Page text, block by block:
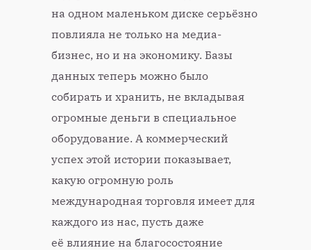
на одном маленьком диске серьёзно
повлияла не только на медиа-
бизнес, но и на экономику. Базы
данных теперь можно было
собирать и хранить, не вкладывая
огромные деньги в специальное
оборудование. А коммерческий
успех этой истории показывает,
какую огромную роль
международная торговля имеет для
каждого из нас, пусть даже
её влияние на благосостояние